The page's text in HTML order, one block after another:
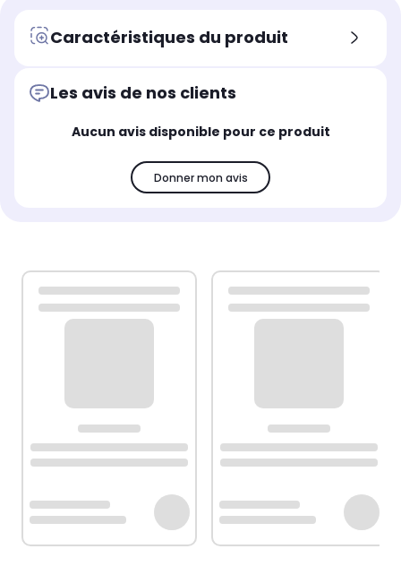
Caractéristiques du produit
Les avis de nos clients
Aucun avis disponible pour ce produit
Donner mon avis